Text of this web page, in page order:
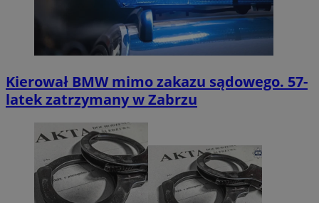
Kierował BMW mimo zakazu sądowego. 57-
latek zatrzymany w Zabrzu